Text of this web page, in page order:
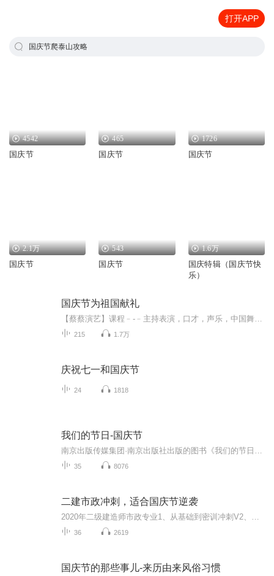
打开APP
国庆节爬泰山攻略
4542
国庆节
465
国庆节
1726
国庆节
2.1万
国庆节
543
国庆节
1.6万
国庆特辑（国庆节快
乐）
国庆节为祖国献礼
215 1.7万
庆祝七一和国庆节
24 1818
我们的节日-国庆节
35 8076
二建市政冲刺，适合国庆节逆袭
36 2619
国庆节的那些事儿-来历由来风俗习惯